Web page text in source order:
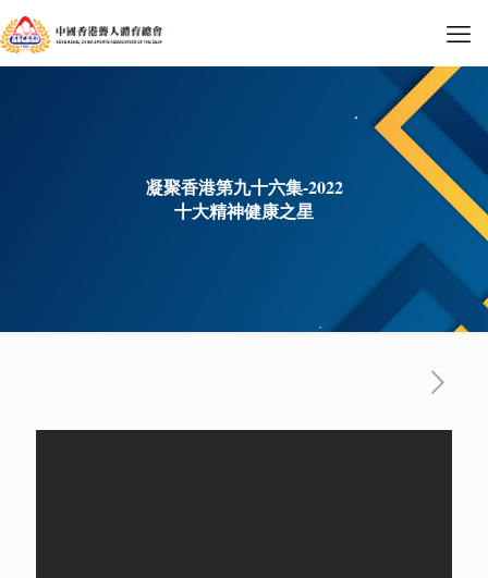
凝聚香港第九十六集-2022
十大精神健康之星